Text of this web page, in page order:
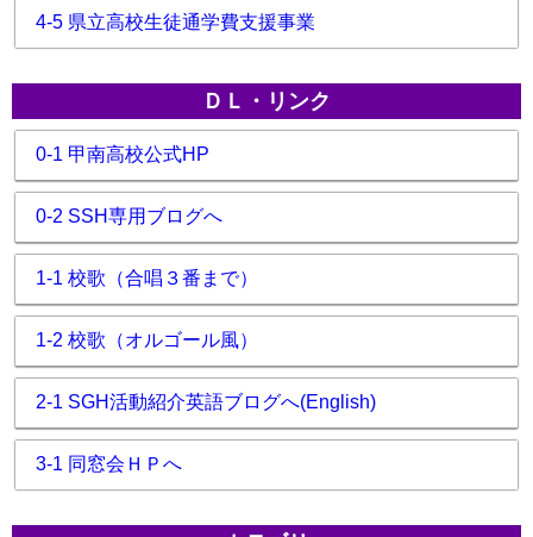
4-5 県立高校生徒通学費支援事業
ＤＬ・リンク
0-1 甲南高校公式HP
0-2 SSH専用ブログへ
1-1 校歌（合唱３番まで）
1-2 校歌（オルゴール風）
2-1 SGH活動紹介英語ブログへ(English)
3-1 同窓会ＨＰへ